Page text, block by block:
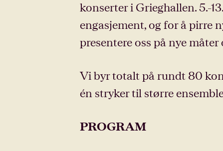
konserter i Grieghallen. 5.-
engasjement, og for å pirre
presentere oss på nye
Vi byr totalt på rundt 80
én stryker til større
PROGRAM